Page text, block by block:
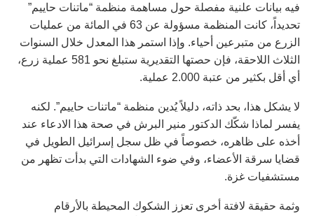
فيه بيانات علنية مفصلة حول مساهمة منظمة “ماتنات حاييم”
تحديداً، كانت المنظمة مسؤولة عن 63 في المائة من عمليات
الزرع من متبرعين أحياء. وإذا استمر هذا المعدل خلال السنوات
الثلاث اللاحقة، فإن حصتها التقديرية ستبلغ نحو 581 عملية زرع،
أي أقل بكثير من عتبة 2.000 عملية.
لا يشكل هذا، بحد ذاته، دليلاً يُدين منظمة “ماتنات حاييم”. لكنه
يفسر لماذا شكّك الدكتور منير البرش في صحة هذا الادعاء عند
أخذه على ظاهره، خصوصاً في ظل سجل إسرائيل الطويل في
قضايا سرقة الأعضاء، وفي ضوء الشهادات التي بدأت تظهر من
مستشفيات غزة.
وثمة حقيقة لافتة أخرى تعزز الشكوك المحيطة بالأرقام